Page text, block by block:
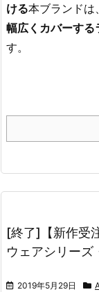
ける本ブランドは、
幅広くカバーする
す。
[終了]【新作受
ウェアシリーズ
2019年5月29日